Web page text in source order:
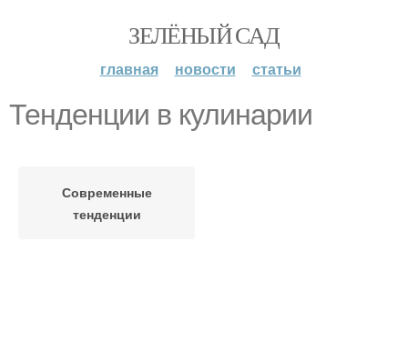
ЗЕЛЁНЫЙ САД
главная новости статьи
Тенденции в кулинарии
Современные
тенденции